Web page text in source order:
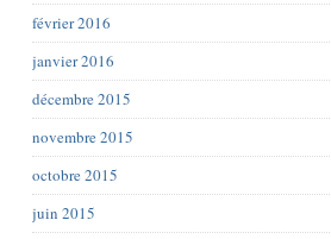
février 2016
janvier 2016
décembre 2015
novembre 2015
octobre 2015
juin 2015